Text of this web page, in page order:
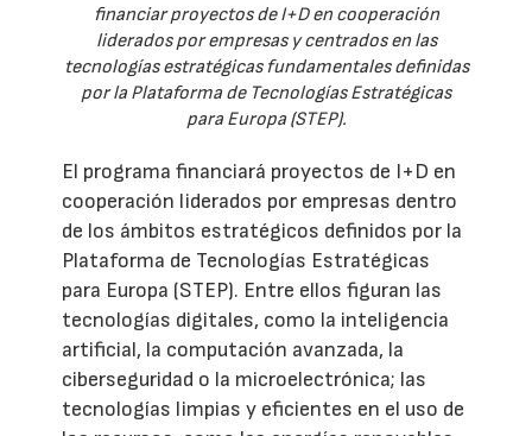
financiar proyectos de I+D en cooperación
liderados por empresas y centrados en las
tecnologías estratégicas fundamentales definidas
por la Plataforma de Tecnologías Estratégicas
para Europa (STEP).
El programa financiará proyectos de I+D en
cooperación liderados por empresas dentro
de los ámbitos estratégicos definidos por la
Plataforma de Tecnologías Estratégicas
para Europa (STEP). Entre ellos figuran las
tecnologías digitales, como la inteligencia
artificial, la computación avanzada, la
ciberseguridad o la microelectrónica; las
tecnologías limpias y eficientes en el uso de